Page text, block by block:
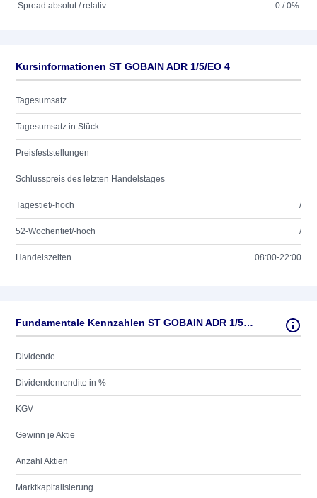
Spread absolut / relativ
0 / 0%
Kursinformationen ST GOBAIN ADR 1/5/EO 4
Tagesumsatz
Tagesumsatz in Stück
Preisfeststellungen
Schlusspreis des letzten Handelstages
Tagestief/-hoch /
52-Wochentief/-hoch /
Handelszeiten 08:00-22:00
Fundamentale Kennzahlen ST GOBAIN ADR 1/5/EO 4
Dividende
Dividendenrendite in %
KGV
Gewinn je Aktie
Anzahl Aktien
Marktkapitalisierung